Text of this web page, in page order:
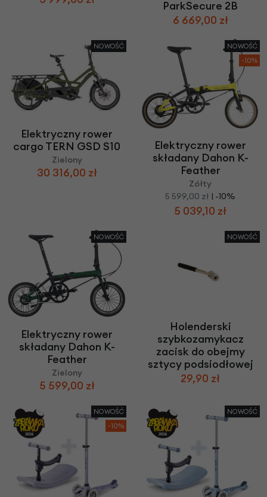
ParkSecure 2B
6 669,00 zł
NOWOŚĆ
Elektryczny rower
cargo TERN GSD S10
Zielony
30 316,00 zł
NOWOŚĆ
-10%
Elektryczny rower
składany Dahon K-
Feather
Zółty
5 599,00 zł | -10%
5 039,10 zł
NOWOŚĆ
Elektryczny rower
składany Dahon K-
Feather
Zielony
5 599,00 zł
NOWOŚĆ
Holenderski
szybkozamykacz
zacisk do obejmy
sztycy podsiodłowej
29,90 zł
NOWOŚĆ
-10%
NOWOŚĆ